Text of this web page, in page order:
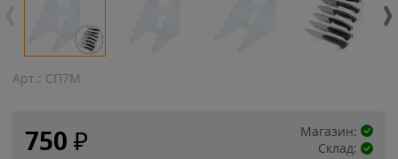
Арт.: СП7М
750 ₽
Магазин:
Склад: